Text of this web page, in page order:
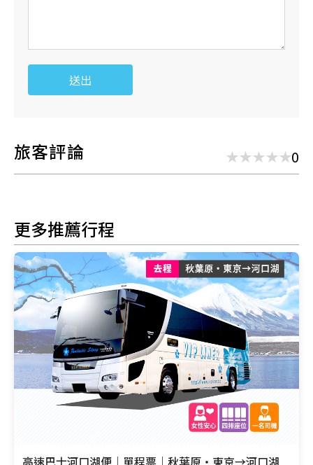
送出
旅客評論 0
更多推薦行程
高速巴士河口湖便｜單程票｜秋葉原・東京→河口湖